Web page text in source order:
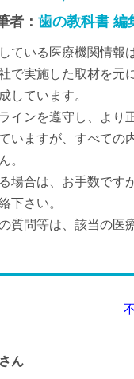
者： 歯の教科書 編
ている医療機関情報
で実施した取材を元
しています。
インを遵守し、より
いますが、すべての
。
場合は、お手数です
下さい。
質問等は、該当の医
ん